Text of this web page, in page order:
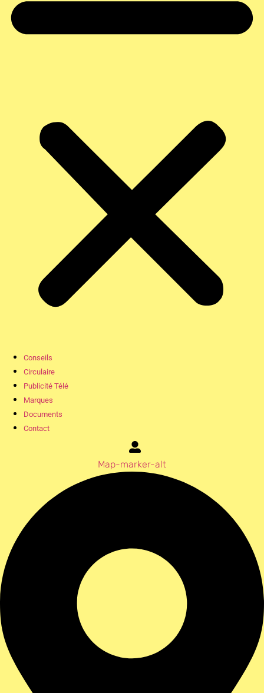
Conseils
Circulaire
Publicité Télé
Marques
Documents
Contact
Map-marker-alt